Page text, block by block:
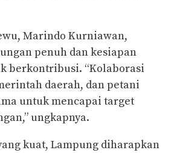
Marindo Kurniawan,
penuh dan kesiapan
berkontribusi. “Kolaborasi
daerah, dan petani
untuk mencapai target
ungkapnya.
kuat, Lampung diharapkan